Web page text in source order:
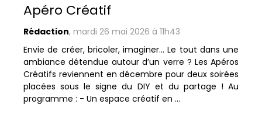
Apéro Créatif
Rédaction, mardi 26 mai 2026 à 11h43
Envie de créer, bricoler, imaginer… Le tout dans une
ambiance détendue autour d’un verre ? Les Apéros
Créatifs reviennent en décembre pour deux soirées
placées sous le signe du DIY et du partage ! Au
programme : - Un espace créatif en ...